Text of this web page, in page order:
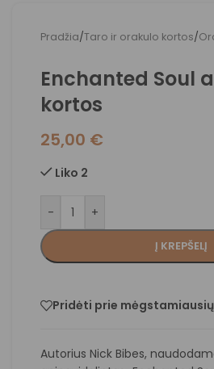
Pradžia/Taro ir orakulo kortos/
Enchanted Soul
kortos
25,00 €
Liko 2
- +
Į KREPŠELĮ
Pridėti prie mėgstamiausių
Autorius Nick Bibes,